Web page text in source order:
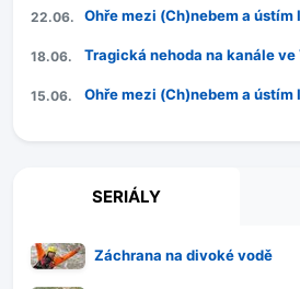
22.06. Ohře mezi (Ch)nebem a ústím
18.06. Tragická nehoda na kanále ve
15.06. Ohře mezi (Ch)nebem a ústím
SERIÁLY
Záchrana na divoké vodě